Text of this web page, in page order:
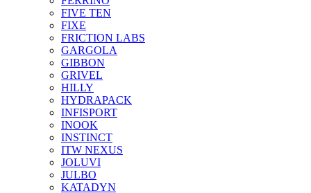
FIVE TEN
FIXE
FRICTION LABS
GARGOLA
GIBBON
GRIVEL
HILLY
HYDRAPACK
INFISPORT
INOOK
INSTINCT
ITW NEXUS
JOLUVI
JULBO
KATADYN